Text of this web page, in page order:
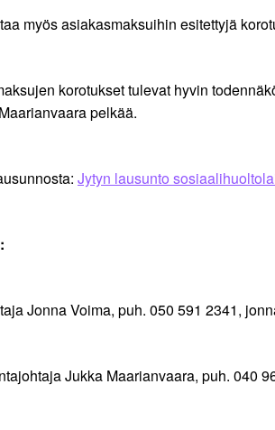
myös asiakasmaksuihin esitettyjä
korotukset tulevat hyvin
pelkää.
Jytyn lausunto
Jonna Voima, puh. 050 591 2341,
Jukka Maarianvaara, puh. 040